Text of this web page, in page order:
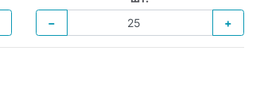
−
+